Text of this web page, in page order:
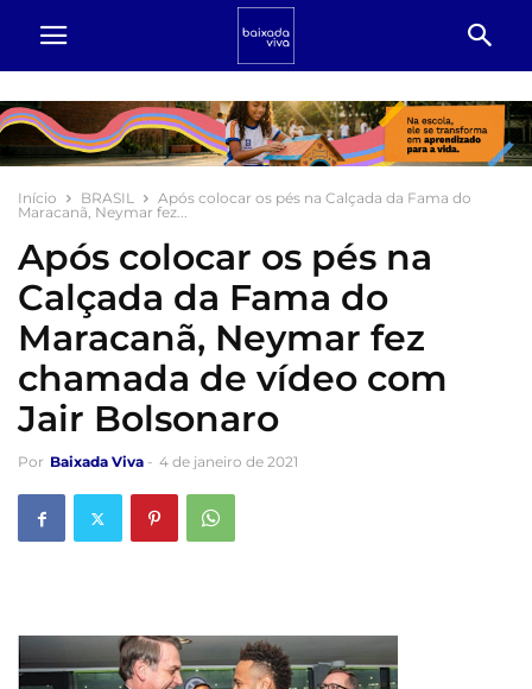
Início BRASIL
Após colocar os pés na Calçada da Fama do
Maracanã, Neymar fez...
Após colocar os pés na
Calçada da Fama do
Maracanã, Neymar fez
chamada de vídeo com
Jair Bolsonaro
Por Baixada Viva - 4 de janeiro de 2021